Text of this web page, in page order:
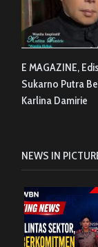
E MAGAZINE,
Sukarno Putra
Karlina Damirie
NEWS IN